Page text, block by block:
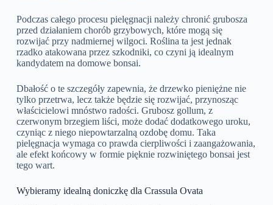
Podczas całego procesu pielęgnacji należy chronić grubosza
przed działaniem chorób grzybowych, które mogą się
rozwijać przy nadmiernej wilgoci. Roślina ta jest jednak
rzadko atakowana przez szkodniki, co czyni ją idealnym
kandydatem na domowe bonsai.
Dbałość o te szczegóły zapewnia, że drzewko pieniężne nie
tylko przetrwa, lecz także będzie się rozwijać, przynosząc
właścicielowi mnóstwo radości. Grubosz gollum, z
czerwonym brzegiem liści, może dodać dodatkowego uroku,
czyniąc z niego niepowtarzalną ozdobę domu. Taka
pielęgnacja wymaga co prawda cierpliwości i zaangażowania,
ale efekt końcowy w formie pięknie rozwiniętego bonsai jest
tego wart.
Wybieramy idealną doniczkę dla Crassula Ovata